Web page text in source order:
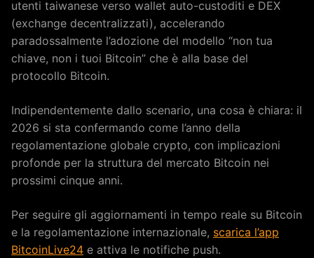
utenti taiwanese verso wallet auto-custoditi e DEX
(exchange decentralizzati), accelerando
paradossalmente l’adozione del modello “non tua
chiave, non i tuoi Bitcoin” che è alla base del
protocollo Bitcoin.
Indipendentemente dallo scenario, una cosa è chiara: il
2026 si sta confermando come l’anno della
regolamentazione globale crypto, con implicazioni
profonde per la struttura del mercato Bitcoin nei
prossimi cinque anni.
Per seguire gli aggiornamenti in tempo reale su Bitcoin
e la regolamentazione internazionale, scarica l’app
BitcoinLive24 e attiva le notifiche push.